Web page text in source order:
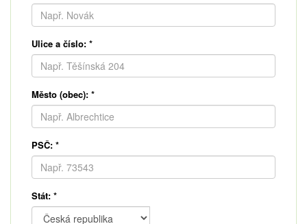
Ulice a číslo: *
Město (obec): *
PSČ: *
Stát: *